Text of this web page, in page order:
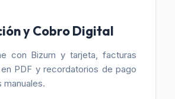
y Cobro Digital
con Bizum y tarjeta, facturas
PDF y recordatorios de pago
manuales.